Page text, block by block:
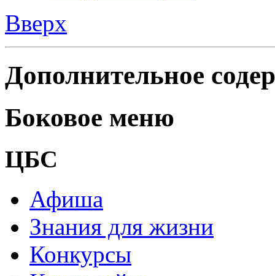
Вверх
Дополнительное
Боковое меню
ЦБС
Афиша
Знания для жизни
Конкурсы